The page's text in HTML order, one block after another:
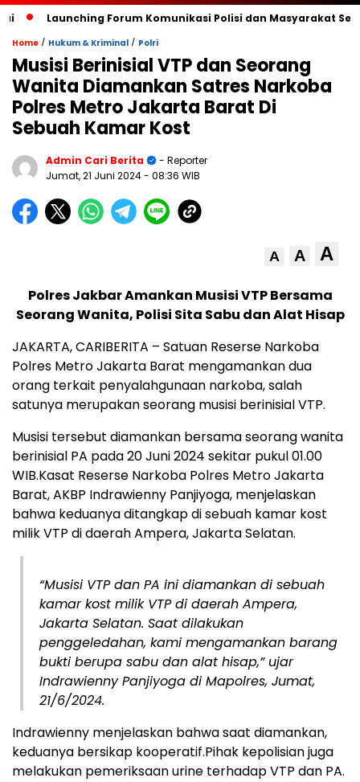
Launching Forum Komunikasi Polisi dan Masyarakat Sekolah
Home / Hukum & Kriminal / Polri
Musisi Berinisial VTP dan Seorang
Wanita Diamankan Satres Narkoba
Polres Metro Jakarta Barat Di
Sebuah Kamar Kost
Admin Cari Berita
- Reporter
Jumat, 21 Juni 2024- 08:36 WIB
A A A
Polres Jakbar Amankan Musisi VTP Bersama
Seorang Wanita, Polisi Sita Sabu dan Alat Hisap
JAKARTA, CARIBERITA – Satuan Reserse Narkoba
Polres Metro Jakarta Barat mengamankan dua
orang terkait penyalahgunaan narkoba, salah
satunya merupakan seorang musisi berinisial VTP.
Musisi tersebut diamankan bersama seorang wanita
berinisial PA pada 20 Juni 2024 sekitar pukul 01.00
WIB.Kasat Reserse Narkoba Polres Metro Jakarta
Barat, AKBP Indrawienny Panjiyoga, menjelaskan
bahwa keduanya ditangkap di sebuah kamar kost
milik VTP di daerah Ampera, Jakarta Selatan.
“Musisi VTP dan PA ini diamankan di sebuah
kamar kost milik VTP di daerah Ampera,
Jakarta Selatan. Saat dilakukan
penggeledahan, kami mengamankan barang
bukti berupa sabu dan alat hisap,” ujar
Indrawienny Panjiyoga di Mapolres, Jumat,
21/6/2024.
Indrawienny menjelaskan bahwa saat diamankan,
keduanya bersikap kooperatif.Pihak kepolisian juga
melakukan pemeriksaan urine terhadap VTP dan PA.